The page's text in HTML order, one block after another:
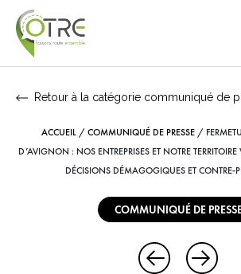
L’OTRE
Nos engagements
RECHERCHER
DANS VOS RECHERCHES
RECHERCHES LES PLUS POPULAIRES
Retour à la catégorie communiqué de
ACCUEIL / COMMUNIQUÉ DE PRESSE /
D’AVIGNON : NOS ENTREPRISES ET NOTRE
DÉCISIONS DÉMAGOGIQUES ET CONTRE-
COMMUNIQUÉ DE